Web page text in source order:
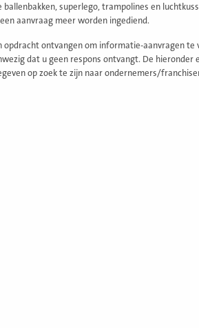
superlego, trampolines en
aanvraag meer worden ingediend.
opdracht ontvangen om informatie-aanvragen
dat u geen respons ontvangt. De
op zoek te zijn naar ondernemers/